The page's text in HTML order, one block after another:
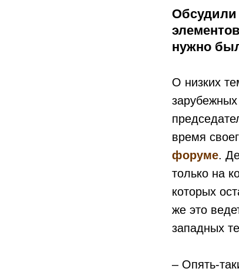
Обсудили
нужно
О низких
время
форуме.
только на
которых
же это
западных
– Опять-